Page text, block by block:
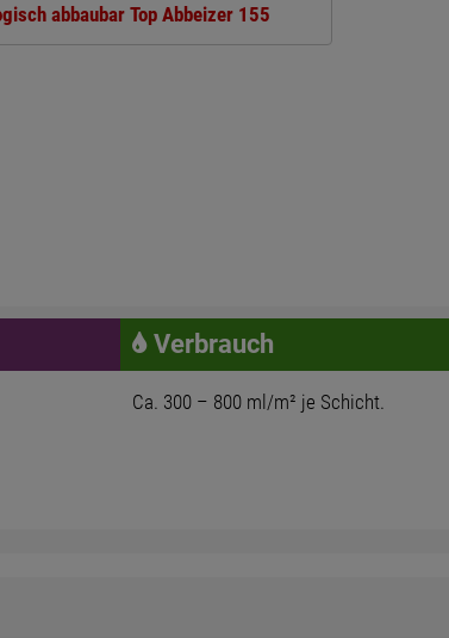
abbaubar Top Abbeizer 155
Verbrauch
Ca. 300 – 800 ml/m² je Schicht.